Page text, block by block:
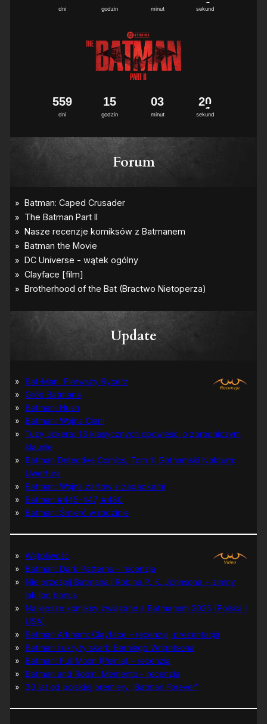
dni godzin minut sekund
2
dni
559
godzin
15
minut
03
sekund
1
2
9
0
Forum
Update
Bat-Man: Pierwszy Rycerz
Grób Batmana
Batman: Hush
Batman: Wojna Cieni
Tuzy Jokera: 13 klasycznych opowieści o zbrodniczym
klaunie
Batman Detective Comics, Tom 1: Gothamski Nokturn:
Uwertura
Batman: Wojna żartów z zagadkami
Batman #445-447, #480
Batman: Śmierć w rodzinie
Wątpliwość
Batman: Dark Patterns – recenzja
Nie prześpij Batmana i Robina P. K. Johnsona + zimny
jak lód bonus
Najlepsze komiksy związane z Batmanem 2025 (Polska i
USA)
Batman Arkham: Clayface – recenzja, prezentacja
Batman i ukryty skarb Berniego Wrightsona
Batman: Full Moon (Pełnia) – recenzja
Batman and Robin: Memento – recenzja
30 lat od polskiej premiery „Batman Forever”